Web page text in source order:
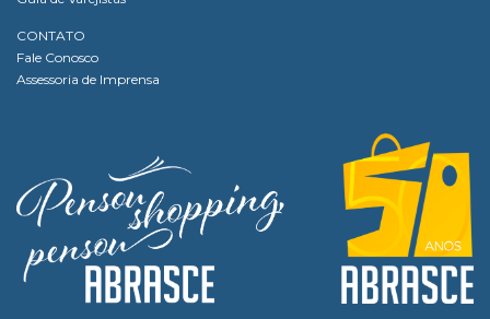
CONTATO
Fale Conosco
Assessoria de Imprensa